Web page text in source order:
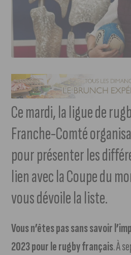
Ce mardi, la ligue de
Franche-Comté
pour présenter les
lien avec la Coupe du
vous dévoile la liste.
Vous n’êtes pas sans savoir
2023 pour le rugby français. À